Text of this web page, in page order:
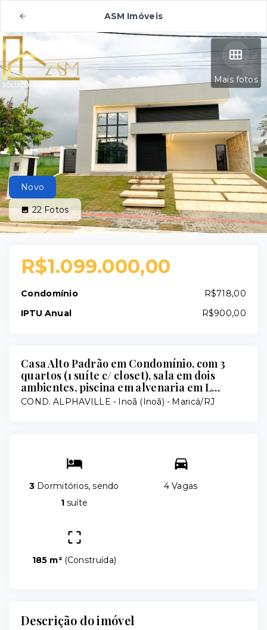
ASM Imóveis
Mais fotos
Novo
22Fotos
R$1.099.000,00
Condomínio
R$718,00
IPTU Anual
R$900,00
Casa Alto Padrão em Condomínio, com 3
quartos (1 suíte c/ closet), sala em dois
ambientes, piscina em alvenaria em L…
COND. ALPHAVILLE - Inoã (Inoã) - Maricá/RJ
3 Dormitórios, sendo
1 suíte
4 Vagas
185 m² (Construída)
Descrição do imóvel